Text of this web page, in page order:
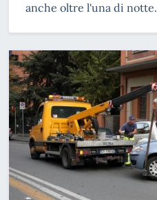
anche oltre l'una di notte.